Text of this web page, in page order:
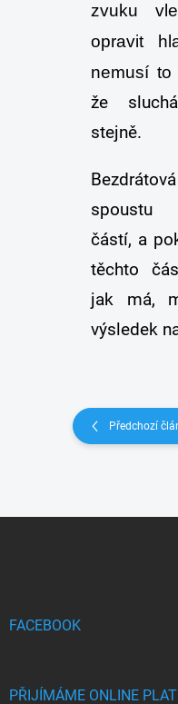
zvuku
opravit
nemusí to
že
stejně.
spoustu
částí, a
těchto
jak má,
výsledek
Předchozí
FACEBOOK
PŘIJÍMÁME ONLINE